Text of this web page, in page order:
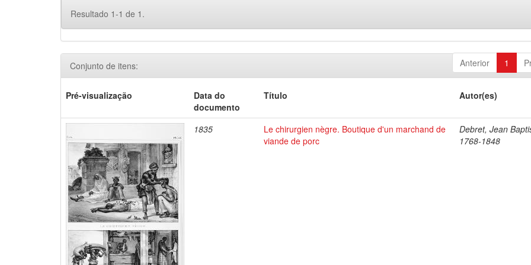
Resultado 1-1 de 1.
Anterior 1
Conjunto de itens:
Pré-visualização
Data do
documento
Título Autor(es)
1835
Le chirurgien nègre. Boutique d'un marchand de
viande de porc
Debret, Jean
1768-1848